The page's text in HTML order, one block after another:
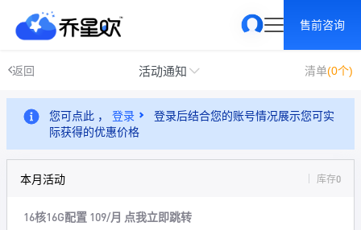
售前咨询
返回 活动通知 清单(0个)
您可点此 ， 登录
登录后结合您的账号情况展示您可实
际获得的优惠价格
本月活动 库存0
16核16G配置 109/月 点我立即跳转